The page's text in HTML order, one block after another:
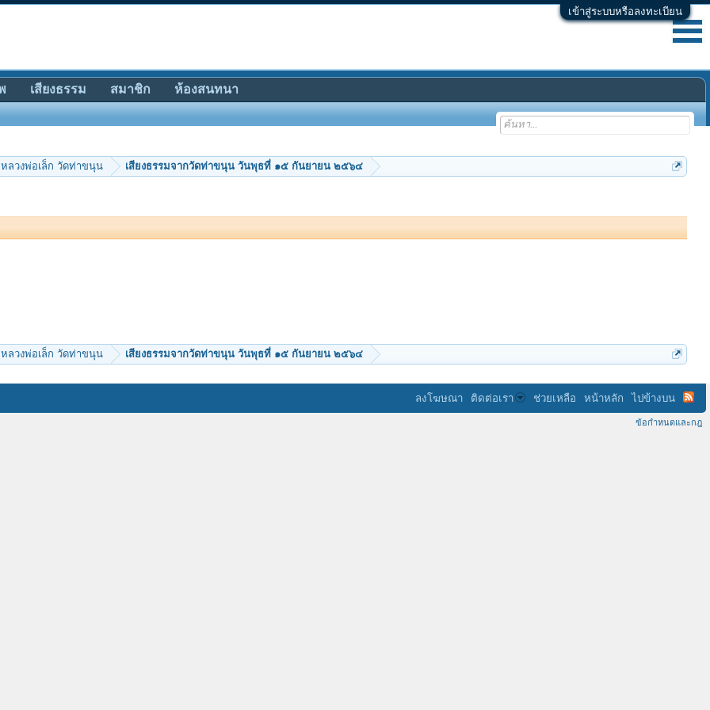
เข้าสู่ระบบหรือลงทะเบียน
หลวงพ่อเล็ก วัดท่าขนุน เสียงธรรมจากวัดท่าขนุน วันพุธที่ ๑๕ กันยายน ๒๕๖๔
หลวงพ่อเล็ก วัดท่าขนุน เสียงธรรมจากวัดท่าขนุน วันพุธที่ ๑๕ กันยายน ๒๕๖๔
เสียงธรรม สมาชิก ห้องสนทนา
ลงโฆษณา ติดต่อเรา ช่วยเหลือ หน้าหลัก ไปข้างบน
ข้อกำหนดและกฎ